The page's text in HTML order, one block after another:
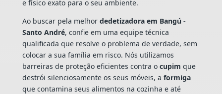
e físico exato para o seu ambiente.
Ao buscar pela melhor dedetizadora em Bangú -
Santo André, confie em uma equipe técnica
qualificada que resolve o problema de verdade, sem
colocar a sua família em risco. Nós utilizamos
barreiras de proteção eficientes contra o cupim que
destrói silenciosamente os seus móveis, a formiga
que contamina seus alimentos na cozinha e até